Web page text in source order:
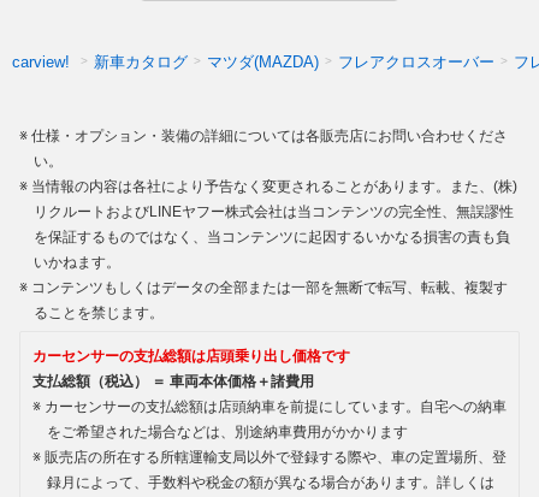
carview! 新車カタログ マツダ(MAZDA) フレアクロスオーバー フ
仕様・オプション・装備の詳細については各販売店にお問い合わせくださ
い。
当情報の内容は各社により予告なく変更されることがあります。また、(株)
リクルートおよびLINEヤフー株式会社は当コンテンツの完全性、無誤謬性
を保証するものではなく、当コンテンツに起因するいかなる損害の責も負
いかねます。
コンテンツもしくはデータの全部または一部を無断で転写、転載、複製す
ることを禁じます。
カーセンサーの支払総額は店頭乗り出し価格です
支払総額（税込） ＝ 車両本体価格＋諸費用
カーセンサーの支払総額は店頭納車を前提にしています。自宅への納車
をご希望された場合などは、別途納車費用がかかります
販売店の所在する所轄運輸支局以外で登録する際や、車の定置場所、登
録月によって、手数料や税金の額が異なる場合があります。詳しくは